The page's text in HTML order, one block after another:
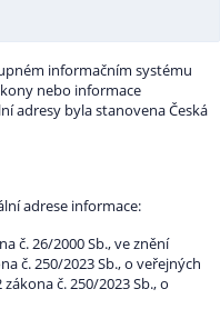
informačním systému
nebo informace
adresy byla stanovena Česká
adrese informace:
č. 26/2000 Sb., ve znění
č. 250/2023 Sb., o veřejných
č. 250/2023 Sb., o